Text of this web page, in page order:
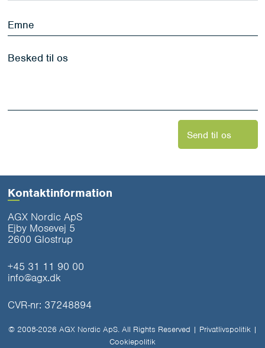
Besked
Send til os
Kontaktinformation
AGX Nordic ApS
Ejby Mosevej 5
2600 Glostrup
+45 31 11 90 00
info@agx.dk
CVR-nr: 37248894
© 2008-2026 AGX Nordic ApS. All Rights Reserved | Privatlivspolitik|
Cookiepolitik